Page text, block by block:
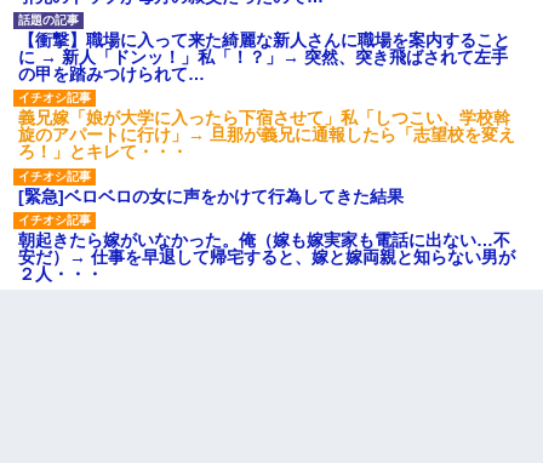
【衝撃】職場に入って来た綺麗な新人さんに職場を案内すること
に → 新人「ドンッ！」私「！？」→ 突然、突き飛ばされて左手
の甲を踏みつけられて…
義兄嫁「娘が大学に入ったら下宿させて」私「しつこい、学校斡
旋のアパートに行け」→ 旦那が義兄に通報したら「志望校を変え
ろ！」とキレて・・・
[緊急]ベロベロの女に声をかけて行為してきた結果
朝起きたら嫁がいなかった。俺（嫁も嫁実家も電話に出ない…不
安だ）→ 仕事を早退して帰宅すると、嫁と嫁両親と知らない男が
２人・・・